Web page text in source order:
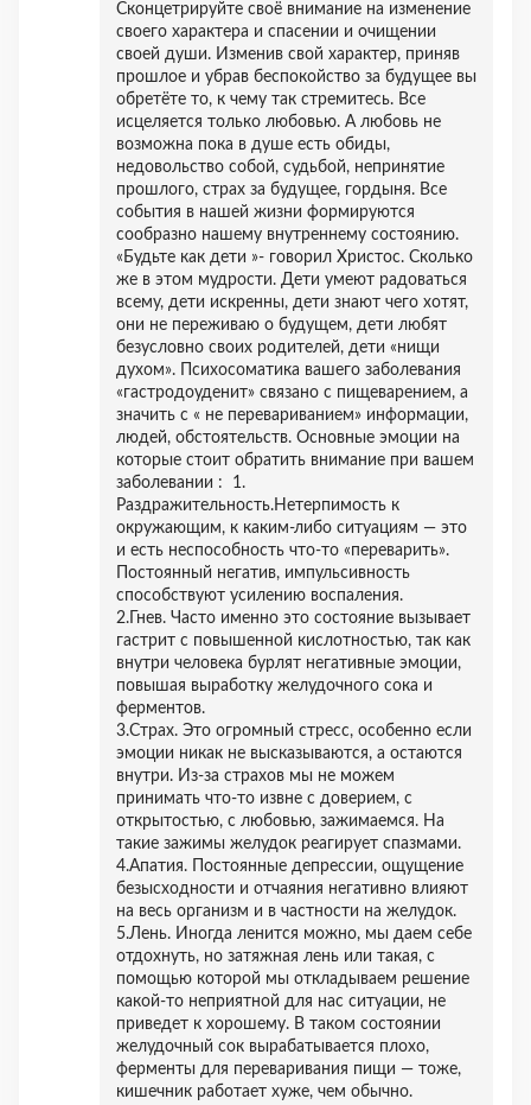
Сконцетрируйте своё внимание на изменение
своего характера и спасении и очищении
своей души. Изменив свой характер, приняв
прошлое и убрав беспокойство за будущее вы
обретёте то, к чему так стремитесь. Все
исцеляется только любовью. А любовь не
возможна пока в душе есть обиды,
недовольство собой, судьбой, непринятие
прошлого, страх за будущее, гордыня. Все
события в нашей жизни формируются
сообразно нашему внутреннему состоянию.
«Будьте как дети »- говорил Христос. Сколько
же в этом мудрости. Дети умеют радоваться
всему, дети искренны, дети знают чего хотят,
они не переживаю о будущем, дети любят
безусловно своих родителей, дети «нищи
духом». Психосоматика вашего заболевания
«гастродоуденит» связано с пищеварением, а
значить с « не перевариванием» информации,
людей, обстоятельств. Основные эмоции на
которые стоит обратить внимание при вашем
заболевании : 1.
Раздражительность.Нетерпимость к
окружающим, к каким-либо ситуациям — это
и есть неспособность что-то «переварить».
Постоянный негатив, импульсивность
способствуют усилению воспаления.
2.Гнев. Часто именно это состояние вызывает
гастрит с повышенной кислотностью, так как
внутри человека бурлят негативные эмоции,
повышая выработку желудочного сока и
ферментов.
3.Страх. Это огромный стресс, особенно если
эмоции никак не высказываются, а остаются
внутри. Из-за страхов мы не можем
принимать что-то извне с доверием, с
открытостью, с любовью, зажимаемся. На
такие зажимы желудок реагирует спазмами.
4.Апатия. Постоянные депрессии, ощущение
безысходности и отчаяния негативно влияют
на весь организм и в частности на желудок.
5.Лень. Иногда ленится можно, мы даем себе
отдохнуть, но затяжная лень или такая, с
помощью которой мы откладываем решение
какой-то неприятной для нас ситуации, не
приведет к хорошему. В таком состоянии
желудочный сок вырабатывается плохо,
ферменты для переваривания пищи — тоже,
кишечник работает хуже, чем обычно.